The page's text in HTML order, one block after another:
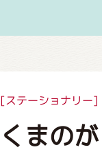
[ステーショナリー]
くまの
絵本・作